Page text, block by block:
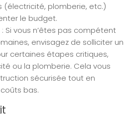
(électricité, plomberie, etc.)
le budget.
: Si vous n’êtes pas compétent
envisagez de solliciter un
certaines étapes critiques,
ou la plomberie. Cela vous
sécurisée tout en
bas.